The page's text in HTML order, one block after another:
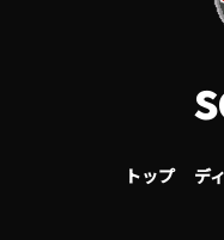
トップ デ